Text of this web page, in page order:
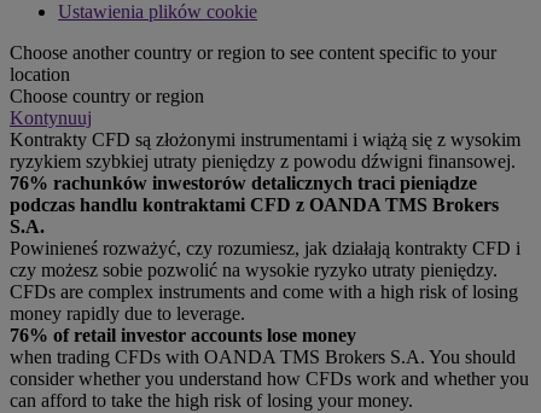
Ustawienia plików cookie
Choose another country or region to see content specific to your
location
Choose country or region
Kontynuuj
Kontrakty CFD są złożonymi instrumentami i wiążą się z wysokim
ryzykiem szybkiej utraty pieniędzy z powodu dźwigni finansowej.
76% rachunków inwestorów detalicznych traci pieniądze
podczas handlu kontraktami CFD z OANDA TMS Brokers
S.A.
Powinieneś rozważyć, czy rozumiesz, jak działają kontrakty CFD i
czy możesz sobie pozwolić na wysokie ryzyko utraty pieniędzy.
CFDs are complex instruments and come with a high risk of losing
money rapidly due to leverage.
76% of retail investor accounts lose money
when trading CFDs with OANDA TMS Brokers S.A. You should
consider whether you understand how CFDs work and whether you
can afford to take the high risk of losing your money.